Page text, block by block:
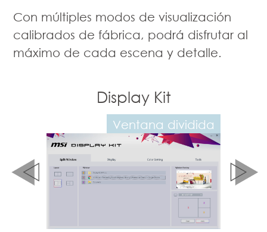
Con múltiples modos de visualización
calibrados de fábrica, podrá disfrutar al
máximo de cada escena y detalle.
App Display Kit
Ajuste del modo de color